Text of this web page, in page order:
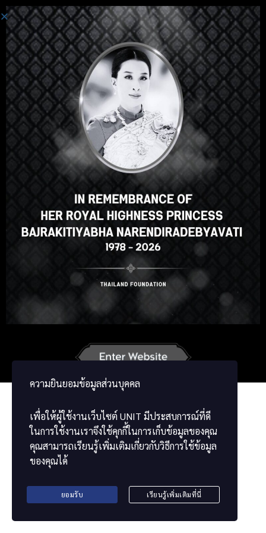
Connexion
Salut, super cours, n'est-ce pas
? Vous aimez ce cours ?
S'INSCRIRE À UN COURS
ความยินยอมข้อมูลส่วนบุคคล
เพื่อให้ผู้ใช้งานเว็บไซต์ UNIT มีประสบการณ์ที่ดี
ในการใช้งานเราจึงใช้คุกกี้ในการเก็บข้อมูลของคุณ
คุณสามารถเรียนรู้เพิ่มเติมเกี่ยวกับวิธีการใช้ข้อมูล
ของคุณได้
ยอมรับ เรียนรู้เพิ่มเติมที่นี่
Select your language
English ภาษาไทย
Korean Japanese
Chinese
ខ្មែរ